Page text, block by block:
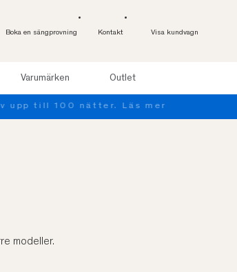
Boka en sängprovning Kontakt Visa kundvagn
Varumärken Outlet
modeller.